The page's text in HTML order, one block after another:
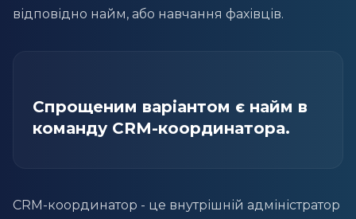
відповідно найм, або навчання фахівців.
Спрощеним варіантом є найм в
команду CRM-координатора.
CRM-координатор - це внутрішній адміністратор